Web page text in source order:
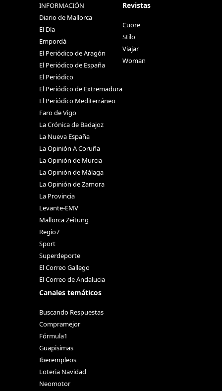
INFORMACIÓN
Diario de Mallorca
El Día
Empordà
El Periódico de Aragón
El Periódico de España
El Periódico
El Periódico de Extremadura
El Periódico Mediterráneo
Faro de Vigo
La Crónica de Badajoz
La Nueva España
La Opinión A Coruña
La Opinión de Murcia
La Opinión de Málaga
La Opinión de Zamora
La Provincia
Levante-EMV
Mallorca Zeitung
Regio7
Sport
Superdeporte
El Correo Gallego
El Correo de Andalucia
Canales temáticos
Buscando Respuestas
Compramejor
Fórmula1
Guapisimas
Iberempleos
Loteria Navidad
Neomotor
Revistas
Cuore
Stilo
Viajar
Woman